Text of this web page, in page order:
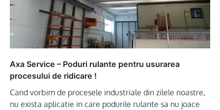
Axa Service – Poduri rulante pentru usurarea
procesului de ridicare !
Cand vorbim de procesele industriale din zilele noastre,
nu exista aplicatie in care podurile rulante sa nu joace